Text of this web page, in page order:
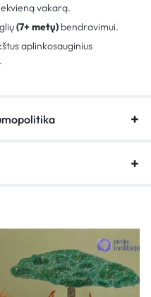
vakarą.
(7+ metų) bendravimui.
aplinkosauginius